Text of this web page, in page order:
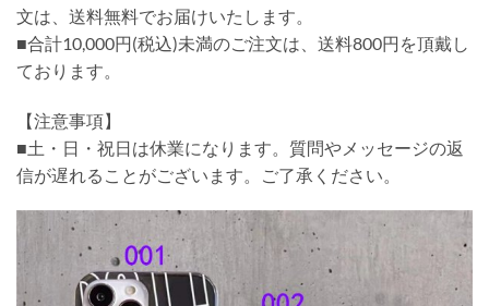
文は、送料無料でお届けいたします。
■合計10,000円(税込)未満のご注文は、送料800円を頂戴し
ております。
【注意事項】
■土・日・祝日は休業になります。質問やメッセージの返
信が遅れることがございます。ご了承ください。